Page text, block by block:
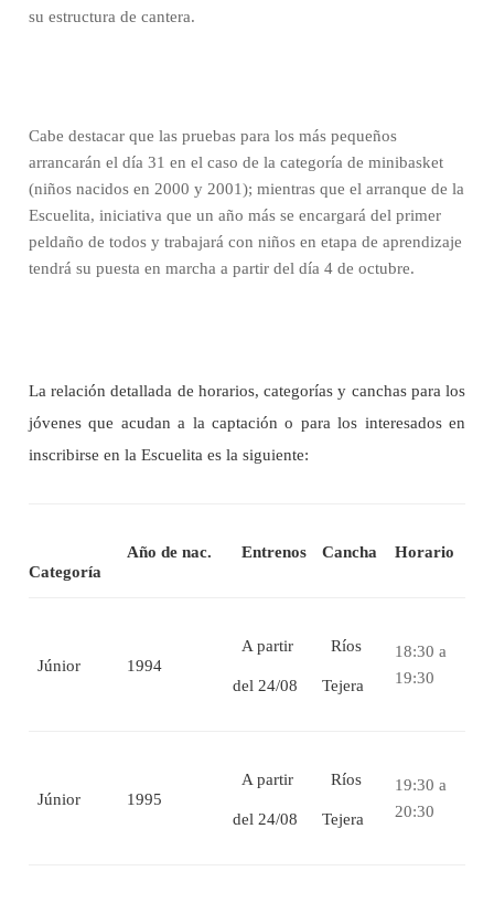
su estructura de cantera.
Cabe destacar que las pruebas para los más pequeños
arrancarán el día 31 en el caso de la categoría de minibasket
(niños nacidos en 2000 y 2001); mientras que el arranque de la
Escuelita, iniciativa que un año más se encargará del primer
peldaño de todos y trabajará con niños en etapa de aprendizaje
tendrá su puesta en marcha a partir del día 4 de octubre.
La relación detallada de horarios, categorías y canchas para los
jóvenes que acudan a la captación o para los interesados en
inscribirse en la Escuelita es la siguiente:
Categoría
Año de nac. Entrenos Cancha Horario
Júnior 1994
A partir
del 24/08
Ríos
Tejera
18:30 a
19:30
Júnior 1995
A partir
del 24/08
Ríos
Tejera
19:30 a
20:30